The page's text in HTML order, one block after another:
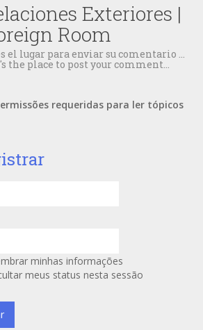
Exteriores |
Room
el lugar para enviar su comentario ...
the place to post your comment...
requeridas para ler tópicos
minhas informações
meus status nesta sessão